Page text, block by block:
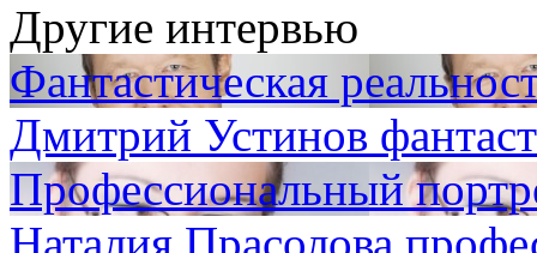
Другие интервью
Фантастическая
Дмитрий Устинов
Профессиональный